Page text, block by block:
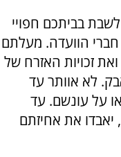
בביתכם חפויי
הוועדה. מעלתם
זכויות האזרח של
לא אוותר עד
על עונשם. עד
את אחיזתם